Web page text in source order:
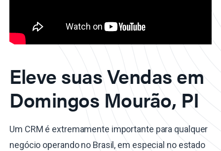
Eleve suas Vendas em
Domingos Mourão, PI
Um CRM é extremamente importante para qualquer
negócio operando no Brasil, em especial no estado